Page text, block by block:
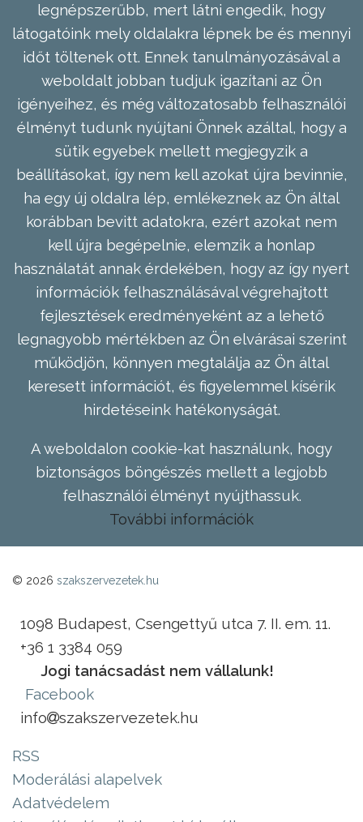
legnépszerűbb, mert látni engedik, hogy
látogatóink mely oldalakra lépnek be és mennyi
időt töltenek ott. Ennek tanulmányozásával a
weboldalt jobban tudjuk igazítani az Ön
igényeihez, és még változatosabb felhasználói
élményt tudunk nyújtani Önnek azáltal, hogy a
sütik egyebek mellett megjegyzik a
beállításokat, így nem kell azokat újra bevinnie,
ha egy új oldalra lép, emlékeznek az Ön által
korábban bevitt adatokra, ezért azokat nem
kell újra begépelnie, elemzik a honlap
használatát annak érdekében, hogy az így nyert
információk felhasználásával végrehajtott
fejlesztések eredményeként az a lehető
legnagyobb mértékben az Ön elvárásai szerint
működjön, könnyen megtalálja az Ön által
keresett információt, és figyelemmel kísérik
hirdetéseink hatékonyságát.
A weboldalon cookie-kat használunk, hogy
biztonságos böngészés mellett a legjobb
felhasználói élményt nyújthassuk.
További információk
© 2026 szakszervezetek.hu
1098 Budapest, Csengettyű utca 7. II. em. 11.
+36 1 3384 059
Jogi tanácsadást nem vállalunk!
Facebook
info
szakszervezetek.hu
RSS
Moderálási alapelvek
Adatvédelem